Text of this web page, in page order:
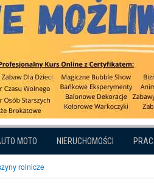
MOTO NIERUCHOMOŚCI
rolnicze